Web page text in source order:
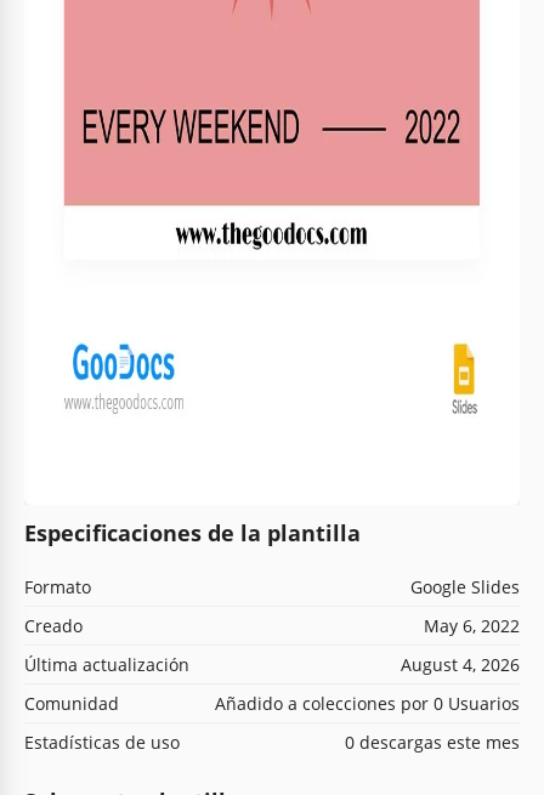
Especificaciones de la plantilla
Formato
Google Slides
Creado
May 6, 2022
Última actualización
August 4, 2026
Comunidad
Añadido a colecciones por 0 Usuarios
Estadísticas de uso
0 descargas este mes